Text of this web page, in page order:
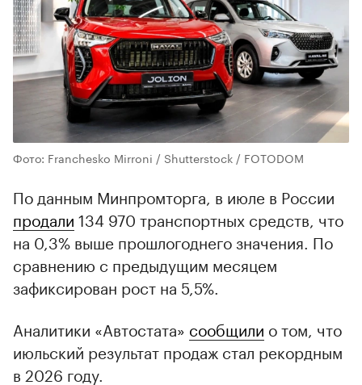
Фото: Franchesko Mirroni / Shutterstock / FOTODOM
По данным Минпромторга, в июле в России
продали 134 970 транспортных средств, что
на 0,3% выше прошлогоднего значения. По
сравнению с предыдущим месяцем
зафиксирован рост на 5,5%.
Аналитики «Автостата» сообщили о том, что
июльский результат продаж стал рекордным
в 2026 году.